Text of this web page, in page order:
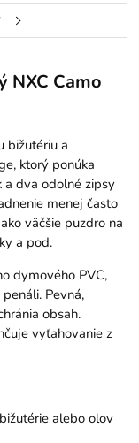
NXC Camo
bižutériu a
ktorý ponúka
dva odolné zipsy
menej často
väčšie puzdro na
a pod.
dymového PVC,
Pevná,
obsah.
vyťahovanie z
alebo olov